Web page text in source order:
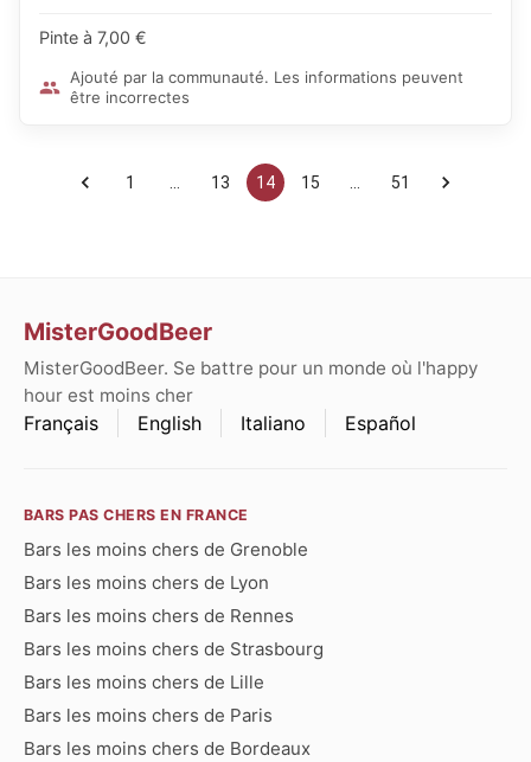
Pinte à 7,00 €
Ajouté par la communauté. Les informations peuvent
être incorrectes
1 13 14 15 51
MisterGoodBeer
MisterGoodBeer. Se battre pour un monde où l'happy
hour est moins cher
Français English Italiano Español
BARS PAS CHERS EN FRANCE
Bars les moins chers de Grenoble
Bars les moins chers de Lyon
Bars les moins chers de Rennes
Bars les moins chers de Strasbourg
Bars les moins chers de Lille
Bars les moins chers de Paris
Bars les moins chers de Bordeaux